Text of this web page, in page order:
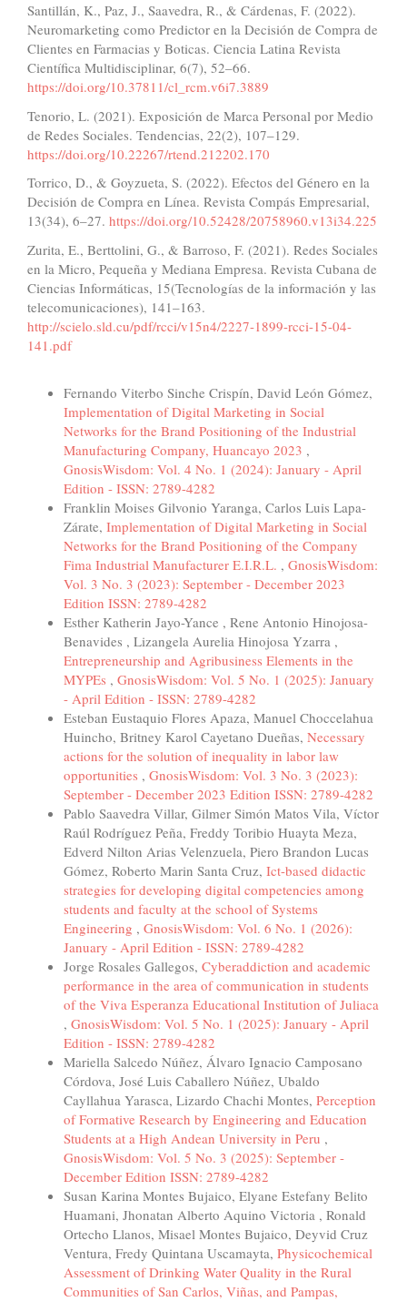
Santillán, K., Paz, J., Saavedra, R., & Cárdenas, F. (2022).
Neuromarketing como Predictor en la Decisión de Compra de
Clientes en Farmacias y Boticas. Ciencia Latina Revista
Científica Multidisciplinar, 6(7), 52–66.
https://doi.org/10.37811/cl_rcm.v6i7.3889
Tenorio, L. (2021). Exposición de Marca Personal por Medio
de Redes Sociales. Tendencias, 22(2), 107–129.
https://doi.org/10.22267/rtend.212202.170
Torrico, D., & Goyzueta, S. (2022). Efectos del Género en la
Decisión de Compra en Línea. Revista Compás Empresarial,
13(34), 6–27. https://doi.org/10.52428/20758960.v13i34.225
Zurita, E., Berttolini, G., & Barroso, F. (2021). Redes Sociales
en la Micro, Pequeña y Mediana Empresa. Revista Cubana de
Ciencias Informáticas, 15(Tecnologías de la información y las
telecomunicaciones), 141–163.
http://scielo.sld.cu/pdf/rcci/v15n4/2227-1899-rcci-15-04-
141.pdf
Fernando Viterbo Sinche Crispín, David León Gómez,
Implementation of Digital Marketing in Social
Networks for the Brand Positioning of the Industrial
Manufacturing Company, Huancayo 2023 ,
GnosisWisdom: Vol. 4 No. 1 (2024): January - April
Edition - ISSN: 2789-4282
Franklin Moises Gilvonio Yaranga, Carlos Luis Lapa-
Zárate, Implementation of Digital Marketing in Social
Networks for the Brand Positioning of the Company
Fima Industrial Manufacturer E.I.R.L. , GnosisWisdom:
Vol. 3 No. 3 (2023): September - December 2023
Edition ISSN: 2789-4282
Esther Katherin Jayo-Yance , Rene Antonio Hinojosa-
Benavides , Lizangela Aurelia Hinojosa Yzarra ,
Entrepreneurship and Agribusiness Elements in the
MYPEs , GnosisWisdom: Vol. 5 No. 1 (2025): January
- April Edition - ISSN: 2789-4282
Esteban Eustaquio Flores Apaza, Manuel Choccelahua
Huincho, Britney Karol Cayetano Dueñas, Necessary
actions for the solution of inequality in labor law
opportunities , GnosisWisdom: Vol. 3 No. 3 (2023):
September - December 2023 Edition ISSN: 2789-4282
Pablo Saavedra Villar, Gilmer Simón Matos Vila, Víctor
Raúl Rodríguez Peña, Freddy Toribio Huayta Meza,
Edverd Nilton Arias Velenzuela, Piero Brandon Lucas
Gómez, Roberto Marin Santa Cruz, Ict-based didactic
strategies for developing digital competencies among
students and faculty at the school of Systems
Engineering , GnosisWisdom: Vol. 6 No. 1 (2026):
January - April Edition - ISSN: 2789-4282
Jorge Rosales Gallegos, Cyberaddiction and academic
performance in the area of communication in students
of the Viva Esperanza Educational Institution of Juliaca
, GnosisWisdom: Vol. 5 No. 1 (2025): January - April
Edition - ISSN: 2789-4282
Mariella Salcedo Núñez, Álvaro Ignacio Camposano
Córdova, José Luis Caballero Núñez, Ubaldo
Cayllahua Yarasca, Lizardo Chachi Montes, Perception
of Formative Research by Engineering and Education
Students at a High Andean University in Peru ,
GnosisWisdom: Vol. 5 No. 3 (2025): September -
December Edition ISSN: 2789-4282
Susan Karina Montes Bujaico, Elyane Estefany Belito
Huamani, Jhonatan Alberto Aquino Victoria , Ronald
Ortecho Llanos, Misael Montes Bujaico, Deyvid Cruz
Ventura, Fredy Quintana Uscamayta, Physicochemical
Assessment of Drinking Water Quality in the Rural
Communities of San Carlos, Viñas, and Pampas,